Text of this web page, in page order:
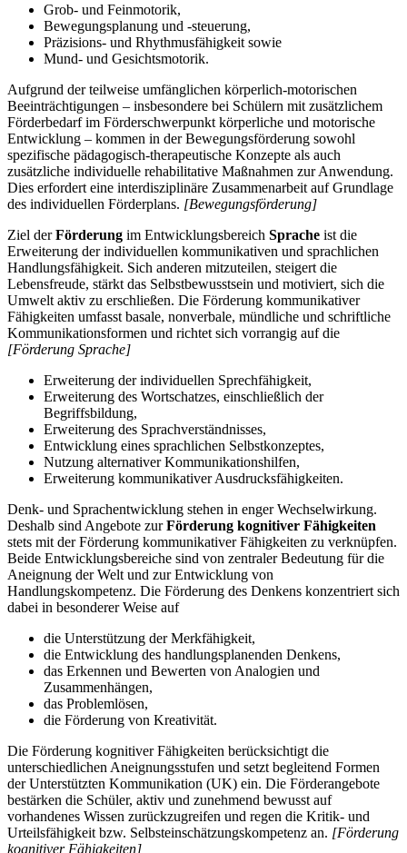
Grob- und Feinmotorik,
Bewegungsplanung und -steuerung,
Präzisions- und Rhythmusfähigkeit sowie
Mund- und Gesichtsmotorik.
Aufgrund der teilweise umfänglichen körperlich-motorischen
Beeinträchtigungen – insbesondere bei Schülern mit zusätzlichem
Förderbedarf im Förderschwerpunkt körperliche und motorische
Entwicklung – kommen in der Bewegungsförderung sowohl
spezifische pädagogisch-therapeutische Konzepte als auch
zusätzliche individuelle rehabilitative Maßnahmen zur Anwendung.
Dies erfordert eine interdisziplinäre Zusammenarbeit auf Grundlage
des individuellen Förderplans. [Bewegungsförderung]
Ziel derFörderung im Entwicklungsbereich Sprache ist die
Erweiterung der individuellen kommunikativen und sprachlichen
Handlungsfähigkeit. Sich anderen mitzuteilen, steigert die
Lebensfreude, stärkt das Selbstbewusstsein und motiviert, sich die
Umwelt aktiv zu erschließen. Die Förderung kommunikativer
Fähigkeiten umfasst basale, nonverbale, mündliche und schriftliche
Kommunikationsformen und richtet sich vorrangig auf die
[Förderung Sprache]
Erweiterung der individuellen Sprechfähigkeit,
Erweiterung des Wortschatzes, einschließlich der
Begriffsbildung,
Erweiterung des Sprachverständnisses,
Entwicklung eines sprachlichen Selbstkonzeptes,
Nutzung alternativer Kommunikationshilfen,
Erweiterung kommunikativer Ausdrucksfähigkeiten.
Denk- und Sprachentwicklung stehen in enger Wechselwirkung.
Deshalb sind Angebote zurFörderung kognitiver Fähigkeiten
stets mit der Förderung kommunikativer Fähigkeiten zu verknüpfen.
Beide Entwicklungsbereiche sind von zentraler Bedeutung für die
Aneignung der Welt und zur Entwicklung von
Handlungskompetenz. Die Förderung des Denkens konzentriert sich
dabei in besonderer Weise auf
die Unterstützung der Merkfähigkeit,
die Entwicklung des handlungsplanenden Denkens,
das Erkennen und Bewerten von Analogien und
Zusammenhängen,
das Problemlösen,
die Förderung von Kreativität.
Die Förderung kognitiver Fähigkeiten berücksichtigt die
unterschiedlichen Aneignungsstufen und setzt begleitend Formen
der Unterstützten Kommunikation (UK) ein. Die Förderangebote
bestärken die Schüler, aktiv und zunehmend bewusst auf
vorhandenes Wissen zurückzugreifen und regen die Kritik- und
Urteilsfähigkeit bzw. Selbsteinschätzungskompetenz an. [Förderung
kognitiver Fähigkeiten]